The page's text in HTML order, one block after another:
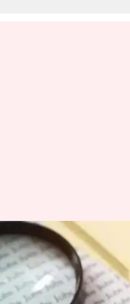
बैंक भर्ती
पदों पर
करें आवेदन